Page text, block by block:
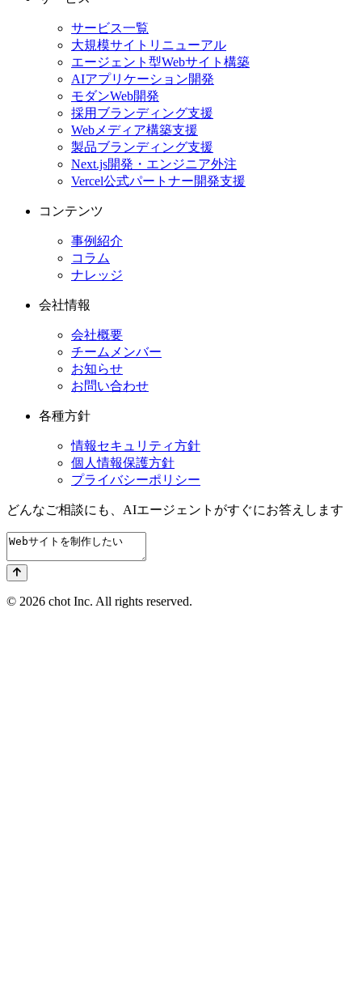
サービス一覧
大規模サイトリニューアル
エージェント型Webサイト構築
AIアプリケーション開発
モダンWeb開発
採用ブランディング支援
Webメディア構築支援
製品ブランディング支援
Next.js開発・エンジニア外注
Vercel公式パートナー開発支援
コンテンツ
事例紹介
コラム
ナレッジ
会社情報
会社概要
チームメンバー
お知らせ
お問い合わせ
各種方針
情報セキュリティ方針
個人情報保護方針
プライバシーポリシー
どんなご相談にも、 AIエージェントがすぐにお答えします
© 2026 chot Inc. All rights reserved.